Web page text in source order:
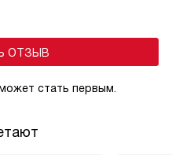
ОТЗЫВ
стать первым.